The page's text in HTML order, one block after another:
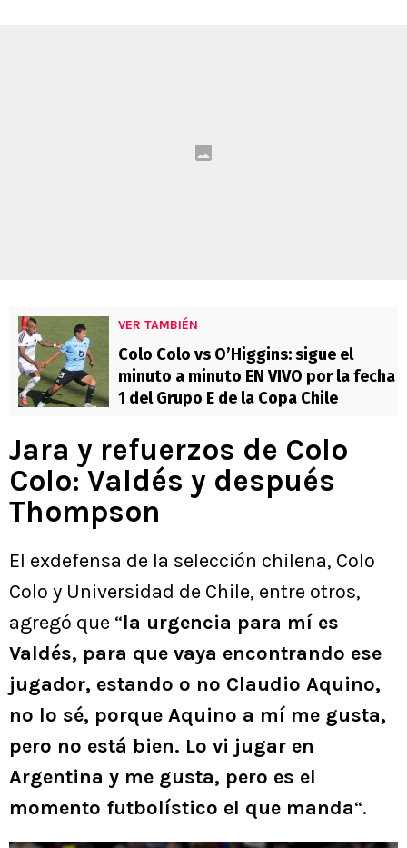
VER TAMBIÉN
Colo Colo vs O’Higgins: sigue el
minuto a minuto EN VIVO por la fecha
1 del Grupo E de la Copa Chile
Jara y refuerzos de Colo
Colo: Valdés y después
Thompson
El exdefensa de la selección chilena, Colo
Colo y Universidad de Chile, entre otros,
agregó que “la urgencia para mí es
Valdés, para que vaya encontrando ese
jugador, estando o no Claudio Aquino,
no lo sé, porque Aquino a mí me gusta,
pero no está bien. Lo vi jugar en
Argentina y me gusta, pero es el
momento futbolístico el que manda“.